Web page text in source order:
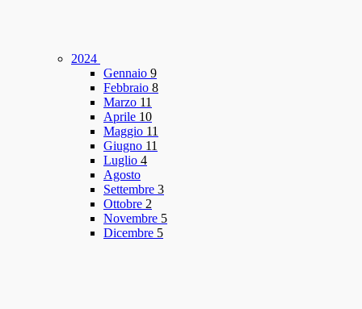
2024
Gennaio 9
Febbraio 8
Marzo 11
Aprile 10
Maggio 11
Giugno 11
Luglio 4
Agosto
Settembre 3
Ottobre 2
Novembre 5
Dicembre 5